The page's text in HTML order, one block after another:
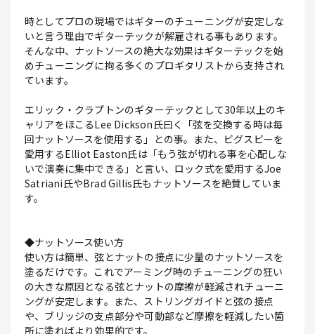
時としてプロの現場ではギターのチューニングが安定しな
いと言う理由でギターテックが解雇される事もあります。
そんな中、ナットソースの絶大な効果はギターテックを始
めチューニングに拘る多くのプロギタリストから支持され
ています。
エリック・クラプトンのギターテックとして30年以上のキ
ャリアをほこるLee Dickson氏曰く「弦を交換する時は毎
回ナットソースを使用する」との事。また、ビグスビーを
愛用するElliot Easton氏は「もう弦が切れる事を心配しな
いで演奏に集中できる」と言い、ロック式を愛用するJoe
Satriani氏やBrad Gillis氏もナットソースを絶賛していま
す。
◆ナットソース使い方
使い方は簡単、弦とナットの接点に少量のナットソースを
塗るだけです。これでアーミング時のチューニングの狂い
の大きな原因となる弦とナットの摩擦が軽減されチューニ
ングが安定します。また、ストリングガイドと弦の接点
や、ブリッジの支点部分や可動部など摩擦を軽減したい箇
所に塗ればより効果的です。